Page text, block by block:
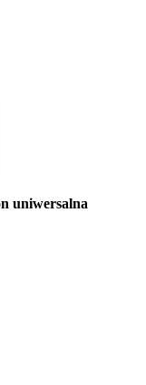
uniwersalna